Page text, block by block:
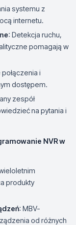
systemu z
internetu.
: Detekcja ruchu,
pomagają w
i
dostępem.
zespół
na pytania i
NVR w
produkty
: MBV-
od różnych